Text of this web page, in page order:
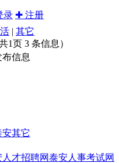
录 ✚ 注册
| 其它
1页 3 条信息）
信息
安其它
才招聘网泰安人事考试网